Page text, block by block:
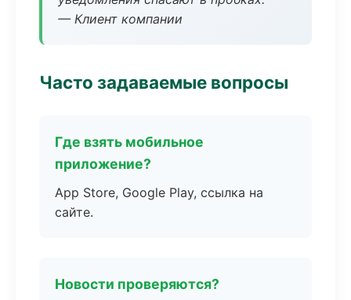
— Клиент компании
Часто задаваемые вопросы
Где взять мобильное
приложение?
App Store, Google Play, ссылка на
сайте.
Новости проверяются?